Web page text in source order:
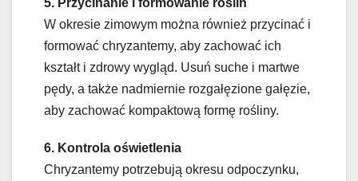
5. Przycinanie i formowanie roślin
W okresie zimowym można również przycinać i
formować chryzantemy, aby zachować ich
kształt i zdrowy wygląd. Usuń suche i martwe
pędy, a także nadmiernie rozgałęzione gałęzie,
aby zachować kompaktową formę rośliny.
6. Kontrola oświetlenia
Chryzantemy potrzebują okresu odpoczynku,